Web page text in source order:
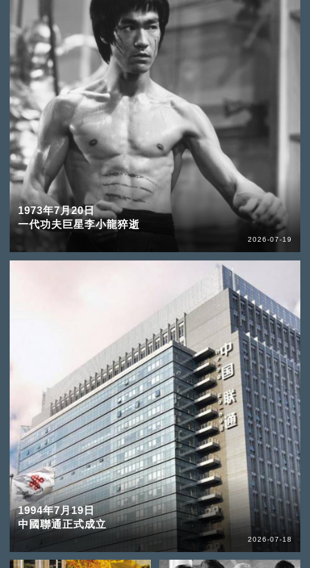
1973年7月20日
一代功夫巨星李小龍猝逝
2026-07-19
1994年7月19日
中國聯通正式成立
2026-07-18